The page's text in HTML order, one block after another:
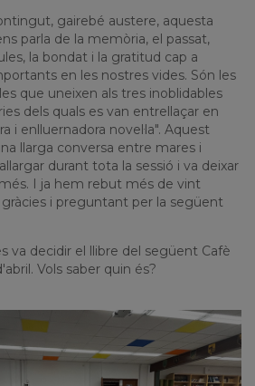
gairebé austere, aquesta
parla de la memòria, el passat,
la bondat i la gratitud cap a
en les nostres vides. Són les
que uneixen als tres inoblidables
dels quals es van entrellaçar en
i enlluernadora novel·la". Aquest
llarga conversa entre mares i
durant tota la sessió i va deixar
I ja hem rebut més de vint
i preguntant per la següent
va decidir el llibre del següent Cafè
Vols saber quin és?